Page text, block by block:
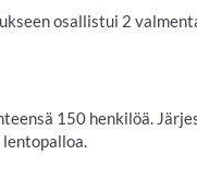
osallistui 2
150 henkilöä.
lentopalloa.